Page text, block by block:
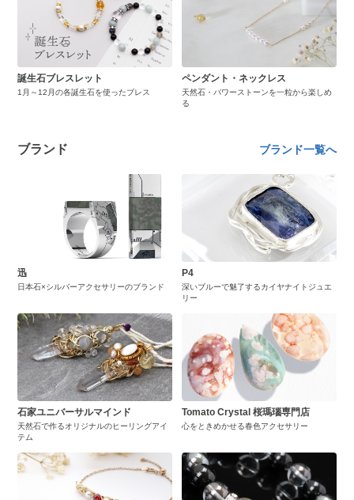
誕生石ブレスレット
1月～12月の各誕生石を使ったブレス
ペンダント・ネックレス
天然石・パワーストーンを一粒から楽しめ
る
ブランド ブランド一覧へ
迅
日本石×シルバーアクセサリーのブランド
P4
深いブルーで魅了するカイヤナイトジュエ
リー
石家ユニバーサルマインド
天然石で作るオリジナルのヒーリングアイ
テム
Tomato Crystal 桜瑪瑙専門店
心をときめかせる春色アクセサリー